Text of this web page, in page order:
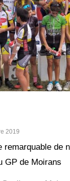
2019
remarquable de
GP de Moirans